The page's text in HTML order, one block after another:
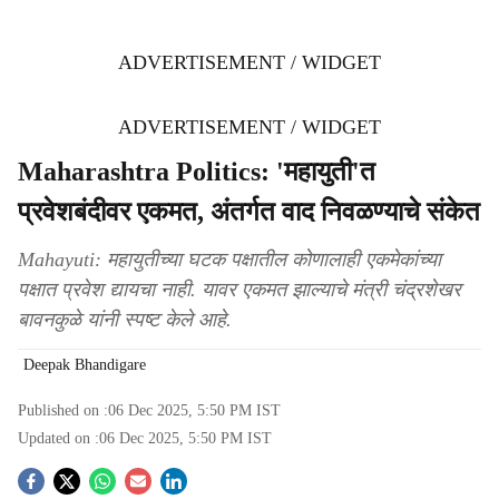
ADVERTISEMENT / WIDGET
ADVERTISEMENT / WIDGET
Maharashtra Politics: 'महायुती'त
प्रवेशबंदीवर एकमत, अंतर्गत वाद निवळण्याचे संकेत
Mahayuti: महायुतीच्या घटक पक्षातील कोणालाही एकमेकांच्या
पक्षात प्रवेश द्यायचा नाही. यावर एकमत झाल्याचे मंत्री चंद्रशेखर
बावनकुळे यांनी स्पष्ट केले आहे.
Deepak Bhandigare
Published on :06 Dec 2025, 5:50 PM IST
Updated on :06 Dec 2025, 5:50 PM IST
S